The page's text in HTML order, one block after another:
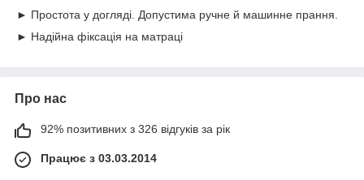
► Простота у догляді. Допустима ручне й машинне прання.
► Надійна фіксація на матраці
Про нас
92% позитивних з 326 відгуків за рік
Працює з 03.03.2014